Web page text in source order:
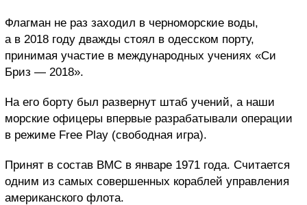
Флагман не раз заходил в черноморские воды,
а в 2018 году дважды стоял в одесском порту,
принимая участие в международных учениях «Си
Бриз — 2018».
На его борту был развернут штаб учений, а наши
морские офицеры впервые разрабатывали операции
в режиме Free Play (свободная игра).
Принят в состав ВМС в январе 1971 года. Считается
одним из самых совершенных кораблей управления
американского флота.